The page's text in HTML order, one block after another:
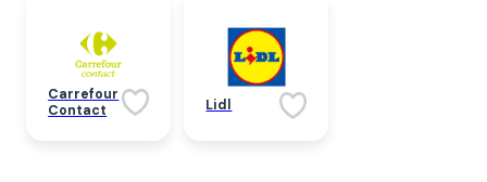
Carrefour
Contact
Lidl